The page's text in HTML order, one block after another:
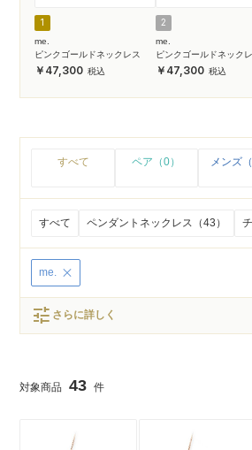
1
me.
ピンクゴールドネックレス
47,300
2
me.
ピンクゴールドネック
47,300
すべて ペア（0） メンズ（
すべて ペンダントネックレス（43）
me.
tune さらに詳しく
43